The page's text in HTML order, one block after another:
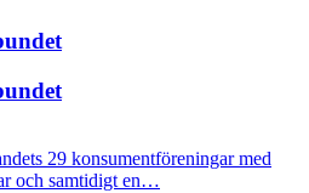
29 konsumentföreningar med
och samtidigt en…